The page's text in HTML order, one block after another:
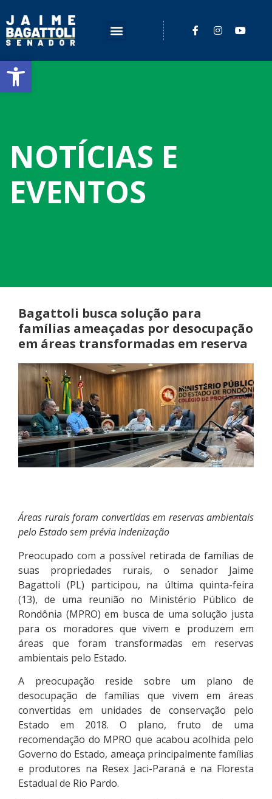
Barra de Ferramentas Aberta
NOTÍCIAS E
EVENTOS
Bagattoli busca solução para
famílias ameaçadas por desocupação
em áreas transformadas em reserva
Áreas rurais foram convertidas em reservas ambientais
pelo Estado sem prévia indenização
Preocupado com a possível retirada de famílias de
suas propriedades rurais, o senador Jaime
Bagattoli (PL) participou, na última quinta-feira
(13), de uma reunião no Ministério Público de
Rondônia (MPRO) em busca de uma solução justa
para os moradores que vivem e produzem em
áreas que foram transformadas em reservas
ambientais pelo Estado.
A preocupação reside sobre um plano de
desocupação de famílias que vivem em áreas
convertidas em unidades de conservação pelo
Estado em 2018. O plano, fruto de uma
recomendação do MPRO que acabou acolhida pelo
Governo do Estado, ameaça principalmente famílias
e produtores na Resex Jaci-Paraná e na Floresta
Estadual de Rio Pardo.